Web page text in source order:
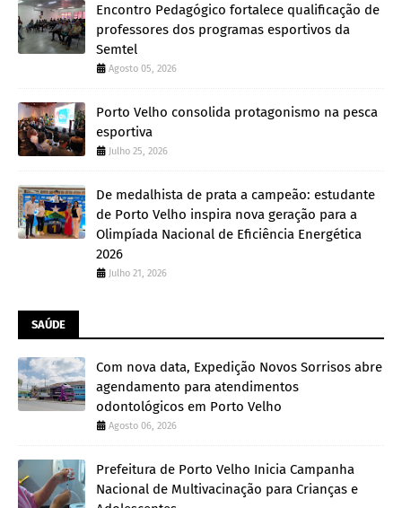
Encontro Pedagógico fortalece qualificação de
professores dos programas esportivos da
Semtel
Agosto 05, 2026
Porto Velho consolida protagonismo na pesca
esportiva
Julho 25, 2026
De medalhista de prata a campeão: estudante
de Porto Velho inspira nova geração para a
Olimpíada Nacional de Eficiência Energética
2026
Julho 21, 2026
SAÚDE
Com nova data, Expedição Novos Sorrisos abre
agendamento para atendimentos
odontológicos em Porto Velho
Agosto 06, 2026
Prefeitura de Porto Velho Inicia Campanha
Nacional de Multivacinação para Crianças e